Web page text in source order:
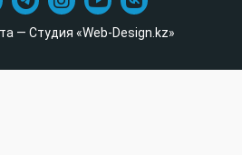
— Студия «Web-Design.kz»